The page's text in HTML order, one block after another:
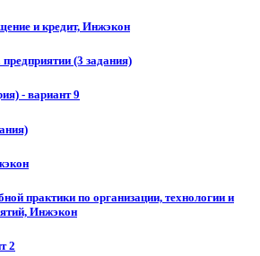
и кредит, Инжэкон
(3 задания)
- вариант 9
практики по организации, технологии и
Инжэкон
2